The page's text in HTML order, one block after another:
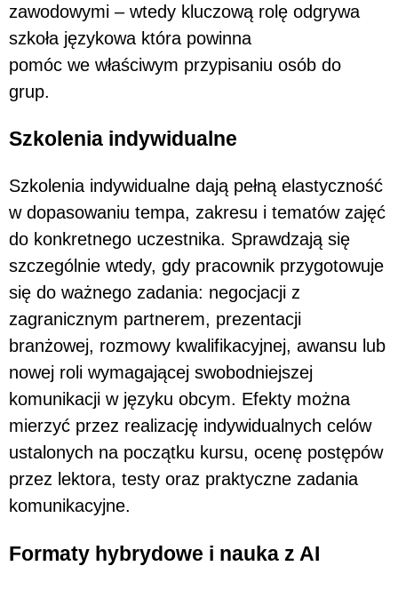
zawodowymi – wtedy kluczową rolę odgrywa
szkoła językowa która powinna
pomóc we właściwym przypisaniu osób do
grup.
Szkolenia indywidualne
Szkolenia indywidualne dają pełną elastyczność
w dopasowaniu tempa, zakresu i tematów zajęć
do konkretnego uczestnika. Sprawdzają się
szczególnie wtedy, gdy pracownik przygotowuje
się do ważnego zadania: negocjacji z
zagranicznym partnerem, prezentacji
branżowej, rozmowy kwalifikacyjnej, awansu lub
nowej roli wymagającej swobodniejszej
komunikacji w języku obcym. Efekty można
mierzyć przez realizację indywidualnych celów
ustalonych na początku kursu, ocenę postępów
przez lektora, testy oraz praktyczne zadania
komunikacyjne.
Formaty hybrydowe i nauka z AI